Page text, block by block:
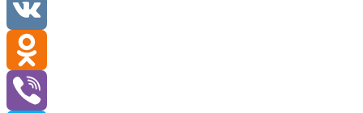
Telegram
VK
Odnoklassniki